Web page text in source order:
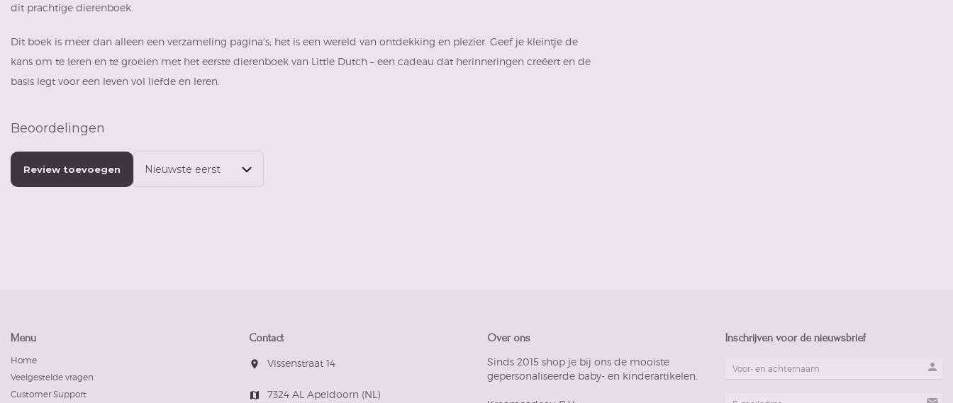
dit prachtige dierenboek.
Dit boek is meer dan alleen een verzameling pagina's; het is een wereld van ontdekking en plezier. Geef je kleintje de
kans om te leren en te groeien met het eerste dierenboek van Little Dutch – een cadeau dat herinneringen creëert en de
basis legt voor een leven vol liefde en leren.
Beoordelingen
Review toevoegen
Menu
Home
Veelgestelde vragen
Customer Support
Contact
room Vissenstraat 14
map 7324 AL Apeldoorn (NL)
Over ons
Sinds 2015 shop je bij ons de mooiste
gepersonaliseerde baby- en kinderartikelen.
Inschrijven voor de nieuwsbrief
person